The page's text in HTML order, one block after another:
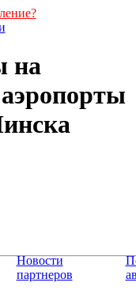
на
Новости
партнеров